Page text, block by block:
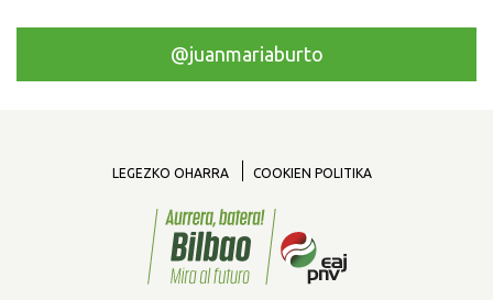
@juanmariaburto
LEGEZKO OHARRA COOKIEN POLITIKA